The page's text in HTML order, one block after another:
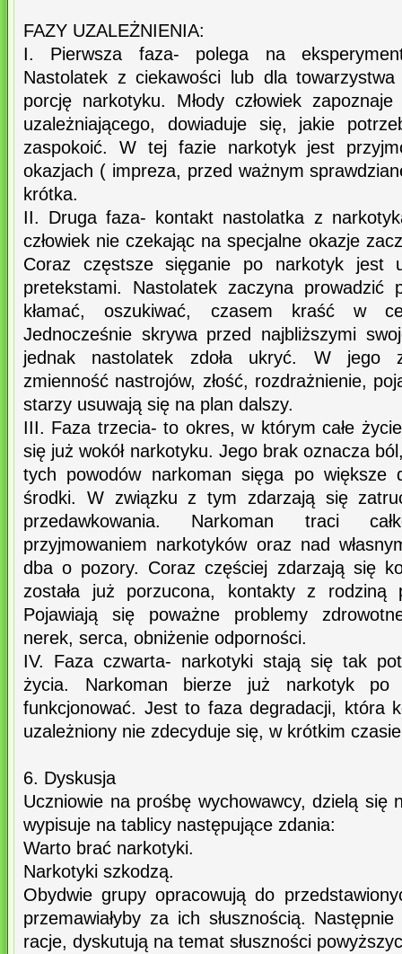
FAZY UZALEŻNIENIA:
I. Pierwsza faza- polega na
Nastolatek z ciekawości lub dla
porcję narkotyku. Młody człowiek
uzależniającego, dowiaduje się, jakie
zaspokoić. W tej fazie narkotyk jest
okazjach ( impreza, przed ważnym
krótka.
II. Druga faza- kontakt nastolatka z
człowiek nie czekając na specjalne okazje
Coraz częstsze sięganie po narkotyk jest
pretekstami. Nastolatek zaczyna prowadzić
kłamać, oszukiwać, czasem kraść w
Jednocześnie skrywa przed najbliższymi
jednak nastolatek zdoła ukryć. W jego
zmienność nastrojów, złość, rozdrażnienie,
starzy usuwają się na plan dalszy.
III. Faza trzecia- to okres, w którym całe
się już wokół narkotyku. Jego brak oznacza
tych powodów narkoman sięga po większe
środki. W związku z tym zdarzają się
przedawkowania. Narkoman traci
przyjmowaniem narkotyków oraz nad
dba o pozory. Coraz częściej zdarzają się
została już porzucona, kontakty z rodziną
Pojawiają się poważne problemy
nerek, serca, obniżenie odporności.
IV. Faza czwarta- narkotyki stają się tak
życia. Narkoman bierze już narkotyk
funkcjonować. Jest to faza degradacji, która
uzależniony nie zdecyduje się, w krótkim
6. Dyskusja
Uczniowie na prośbę wychowawcy, dzielą się
wypisuje na tablicy następujące zdania:
Warto brać narkotyki.
Narkotyki szkodzą.
Obydwie grupy opracowują do
przemawiałyby za ich słusznością.
racje, dyskutują na temat słuszności